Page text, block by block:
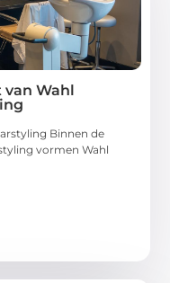
Wahl
Binnen de
vormen Wahl